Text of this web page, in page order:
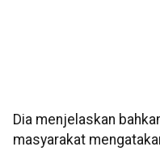
Dia menjelaskan
masyarakat